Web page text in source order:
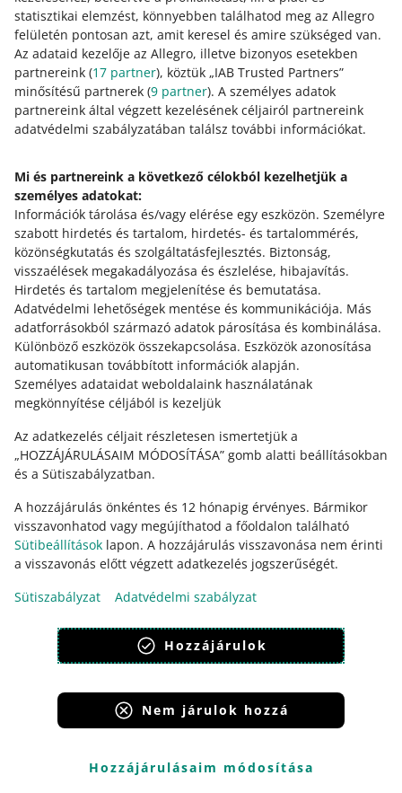
statisztikai elemzést, könnyebben találhatod meg az Allegro
felületén pontosan azt, amit keresel és amire szükséged van.
Az adataid kezelője az Allegro, illetve bizonyos esetekben
partnereink (17 partner), köztük „IAB Trusted Partners”
minősítésű partnerek (9 partner). A személyes adatok
partnereink által végzett kezelésének céljairól partnereink
adatvédelmi szabályzatában találsz további információkat.
Mi és partnereink a következő célokból kezelhetjük a
személyes adatokat:
Információk tárolása és/vagy elérése egy eszközön. Személyre
szabott hirdetés és tartalom, hirdetés- és tartalommérés,
közönségkutatás és szolgáltatásfejlesztés. Biztonság,
visszaélések megakadályozása és észlelése, hibajavítás.
Hirdetés és tartalom megjelenítése és bemutatása.
Adatvédelmi lehetőségek mentése és kommunikációja. Más
adatforrásokból származó adatok párosítása és kombinálása.
Különböző eszközök összekapcsolása. Eszközök azonosítása
automatikusan továbbított információk alapján.
Személyes adataidat weboldalaink használatának
megkönnyítése céljából is kezeljük
Az adatkezelés céljait részletesen ismertetjük a
„HOZZÁJÁRULÁSAIM MÓDOSÍTÁSA” gomb alatti beállításokban
és a Sütiszabályzatban.
A hozzájárulás önkéntes és 12 hónapig érvényes. Bármikor
visszavonhatod vagy megújíthatod a főoldalon található
Sütibeállítások lapon. A hozzájárulás visszavonása nem érinti
a visszavonás előtt végzett adatkezelés jogszerűségét.
Sütiszabályzat
Adatvédelmi szabályzat
Hozzájárulok
Nem járulok hozzá
Hozzájárulásaim módosítása
Ahhoz, hogy nyomon követhessük az általad feladott
megrendelést, a következő adatokra van szükségünk:
a fuvarlevél számara, amelyet a küldeményhez ezzel a
megrendeléssel együtt rendeltek a szállítmányhoz,
a küldemény státuszára, amelyet a fuvarozó
folyamatosan frissít.
Ezért csak akkor tudjuk nyomon követni az általad
feladott megrendeléseket, ha:
biztosítod, hogy a fuvarlevél száma hozzájuk legyen
adva,valamint
integrált fuvarozókon keresztül küldöd őket, és
megfelelnek további feltételeknek – ellenőrizd a
részleteket alább.
Hogyan kell feladni a küldeményeket,
hogy nyomon követhessük azokat
Ez két tényezőtől függ:
a feladási eszközöktől, amelyeket megrendelések
feladásához használsz,
az integráció típusától, amelyet egy adott fuvarozóhoz
használunk.
Ellenőrizd az alábbiakban, hogyan osztjuk fel az integrált
fuvarozókat, és hogyan küldhetsz rajtuk keresztül
csomagokat az általad használt szállítási eszközöktől
függően.
automatikusan letöltjük a
fuvarlevélszámokat és a küldemények